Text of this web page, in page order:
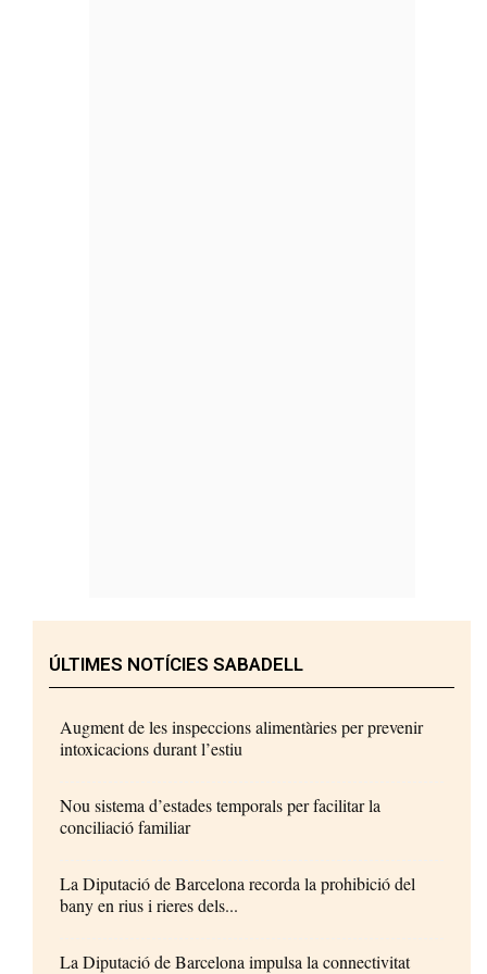
ÚLTIMES NOTÍCIES SABADELL
Augment de les inspeccions alimentàries per prevenir
intoxicacions durant l’estiu
Nou sistema d’estades temporals per facilitar la
conciliació familiar
La Diputació de Barcelona recorda la prohibició del
bany en rius i rieres dels...
La Diputació de Barcelona impulsa la connectivitat